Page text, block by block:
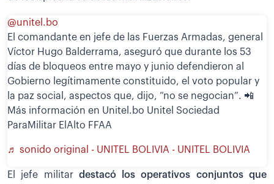
@unitel.bo
El comandante en jefe de las Fuerzas Armadas, general
Víctor Hugo Balderrama, aseguró que durante los 53
días de bloqueos entre mayo y junio defendieron al
Gobierno legítimamente constituido, el voto popular y
la paz social, aspectos que, dijo, “no se negocian”. 📲
Más información en Unitel.bo Unitel Sociedad
ParaMilitar ElAlto FFAA
♬ sonido original - UNITEL BOLIVIA - UNITEL BOLIVIA
El jefe militar destacó los operativos conjuntos que